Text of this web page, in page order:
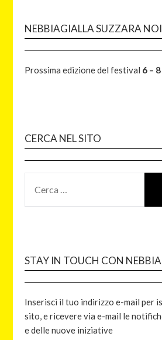
NEBBIAGIALLA SUZZARA
Prossima edizione del festival 6 –
CERCA NEL SITO
STAY IN TOUCH CON
Inserisci il tuo indirizzo e-mail per
sito, e ricevere via e-mail le
e delle nuove iniziative